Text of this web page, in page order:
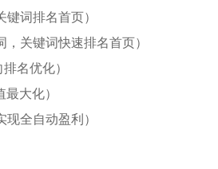
词排名首页）
关键词快速排名首页）
名优化）
大化）
全自动盈利）